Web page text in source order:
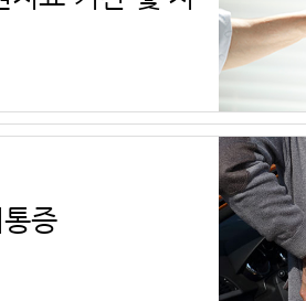
증